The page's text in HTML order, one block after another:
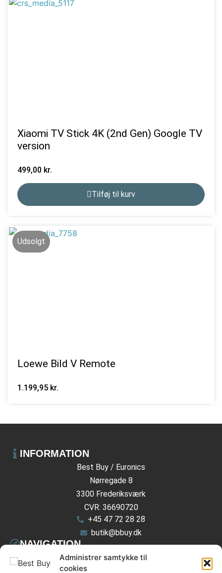
Administrer samtykke til
cookies
Xiaomi TV Stick 4K (2nd Gen) Google TV
version
499,00 kr.
Tilføj til kurv
Udsolgt
Loewe Bild V Remote
1.199,95 kr.
INFORMATION
Best Buy / Euronics
Nørregade 8
3300 Frederiksværk
CVR: 36690720
+45 47 72 28 28
butik@bbuy.dk
NAVIGATION
Besøg butikken
Reparation & Service